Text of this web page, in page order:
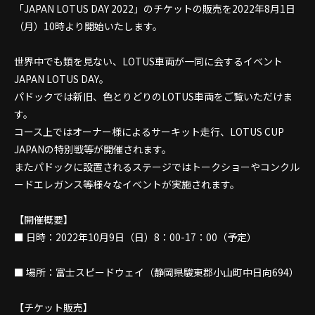
「JAPAN LOTUS DAY 2022」のチケットの販売を2022年8月1日
（月）10時より開始いたします。
世界中でも類を見ない、LOTUS車両が一同に会するイベント
JAPAN LOTUS DAY。
パドックでは新旧、色とりどりのLOTUS車両をご覧いただけま
す。
コース上ではオーナー様によるサーキット走行、LOTUS CUP
JAPANの特別戦等が開催されます。
またパドックに設置されるステージではトークショーやコンクル
ードエレガンス等様々なイベントが実施されます。
【開催概要】
■ 日時：2022年10月9日（日）8：00-17：00（予定）
■ 場所：富士スピードウェイ（静岡県駿東郡小山町中日向694）
【チケット販売】